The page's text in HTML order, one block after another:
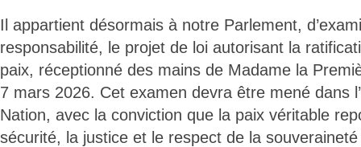
Il appartient désormais à notre Parlement,
responsabilité, le projet de loi autorisant la
paix, réceptionné des mains de Madame la
7 mars 2026. Cet examen devra être mené dans
Nation, avec la conviction que la paix véritable
sécurité, la justice et le respect de la